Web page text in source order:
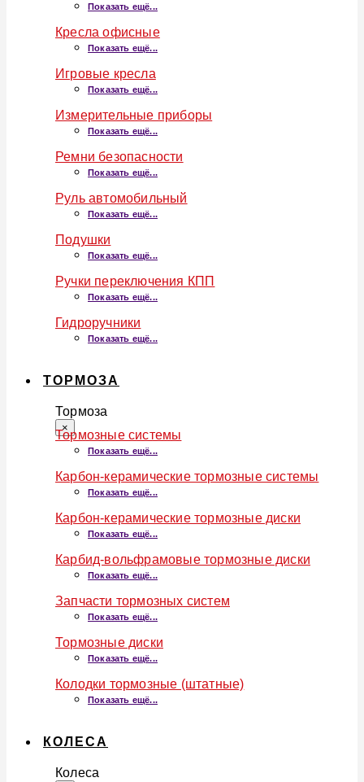
Показать ещё...
Кресла офисные
Показать ещё...
Игровые кресла
Показать ещё...
Измерительные приборы
Показать ещё...
Ремни безопасности
Показать ещё...
Руль автомобильный
Показать ещё...
Подушки
Показать ещё...
Ручки переключения КПП
Показать ещё...
Гидроручники
Показать ещё...
ТОРМОЗА
Тормоза
×
Тормозные системы
Показать ещё...
Карбон-керамические тормозные системы
Показать ещё...
Карбон-керамические тормозные диски
Показать ещё...
Карбид-вольфрамовые тормозные диски
Показать ещё...
Запчасти тормозных систем
Показать ещё...
Тормозные диски
Показать ещё...
Колодки тормозные (штатные)
Показать ещё...
КОЛЕСА
Колеса